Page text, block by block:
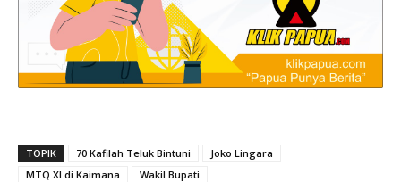
TOPIK 70 Kafilah Teluk Bintuni
Joko Lingara
MTQ XI di Kaimana
Wakil Bupati